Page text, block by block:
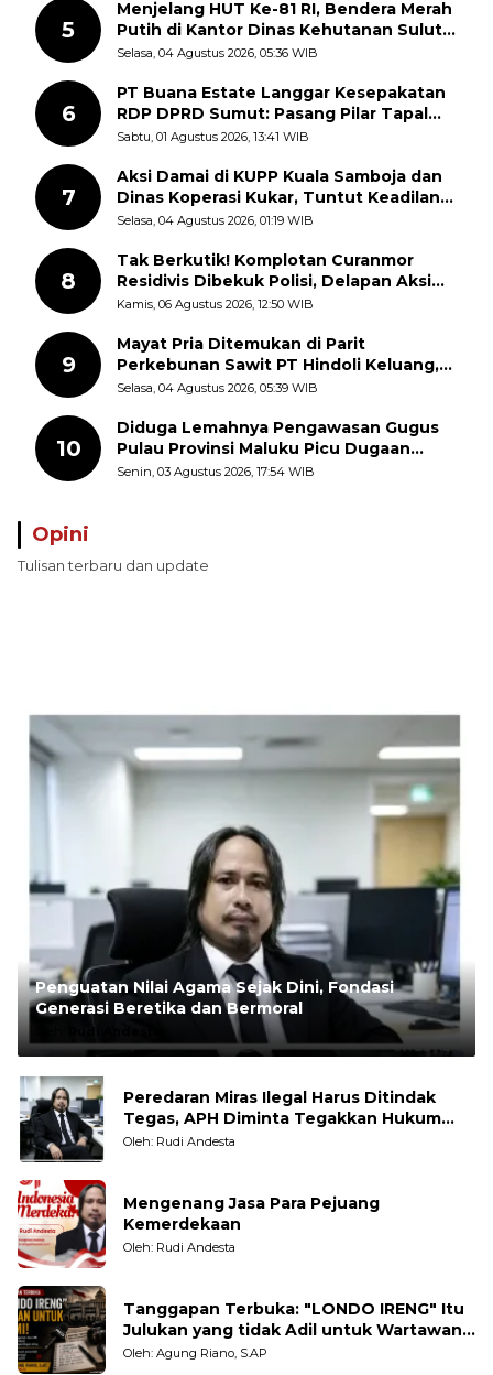
5
Menjelang HUT Ke-81 RI, Bendera Merah
Putih di Kantor Dinas Kehutanan Sulut
Disorot Warga
Selasa, 04 Agustus 2026, 05:36 WIB
6
PT Buana Estate Langgar Kesepakatan
RDP DPRD Sumut: Pasang Pilar Tapal
Batas Sepihak Tanpa Libatkan
Sabtu, 01 Agustus 2026, 13:41 WIB
7
Aksi Damai di KUPP Kuala Samboja dan
Dinas Koperasi Kukar, Tuntut Keadilan
dan Kesempatan Kerja yang Adil
Selasa, 04 Agustus 2026, 01:19 WIB
8
Tak Berkutik! Komplotan Curanmor
Residivis Dibekuk Polisi, Delapan Aksi
Curanmor Di Candipuro Terungkap
Kamis, 06 Agustus 2026, 12:50 WIB
9
Mayat Pria Ditemukan di Parit
Perkebunan Sawit PT Hindoli Keluang,
Polisi Selidiki Penyebab Kematian
Selasa, 04 Agustus 2026, 05:39 WIB
10
Diduga Lemahnya Pengawasan Gugus
Pulau Provinsi Maluku Picu Dugaan
Pungli terhadap Nelayan Bale-Bale di
Senin, 03 Agustus 2026, 17:54 WIB
Opini
Tulisan terbaru dan update
Penguatan Nilai Agama Sejak Dini, Fondasi
Generasi Beretika dan Bermoral
Rudi Andesta
Peredaran Miras Ilegal Harus Ditindak
Tegas, APH Diminta Tegakkan Hukum
Tanpa Pandang Bulu
Oleh: Rudi Andesta
Mengenang Jasa Para Pejuang
Kemerdekaan
Oleh: Rudi Andesta
Tanggapan Terbuka: "LONDO IRENG" Itu
Julukan yang tidak Adil untuk Wartawan,
Pengamat dan LSM
Oleh: Agung Riano, S.AP